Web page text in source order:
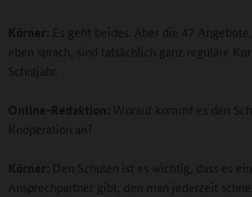
Körner: Es geht beides. Aber die 47
eben sprach, sind tatsächlich ganz reguläre
Schuljahr.
Online-Redaktion: Worauf kommt es den
Kooperation an?
Körner: Den Schulen ist es wichtig, dass es
Ansprechpartner gibt, den man jederzeit